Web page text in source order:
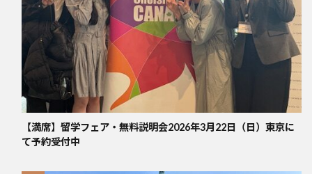
【満席】留学フェア・無料説明会2026年3月22日（日）東京に
て予約受付中